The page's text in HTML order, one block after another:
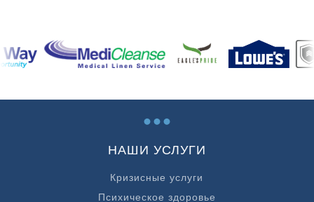
...
НАШИ УСЛУГИ
Кризисные услуги
Психическое здоровье